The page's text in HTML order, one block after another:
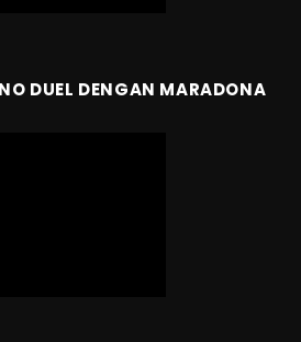
DUEL DENGAN MARADONA